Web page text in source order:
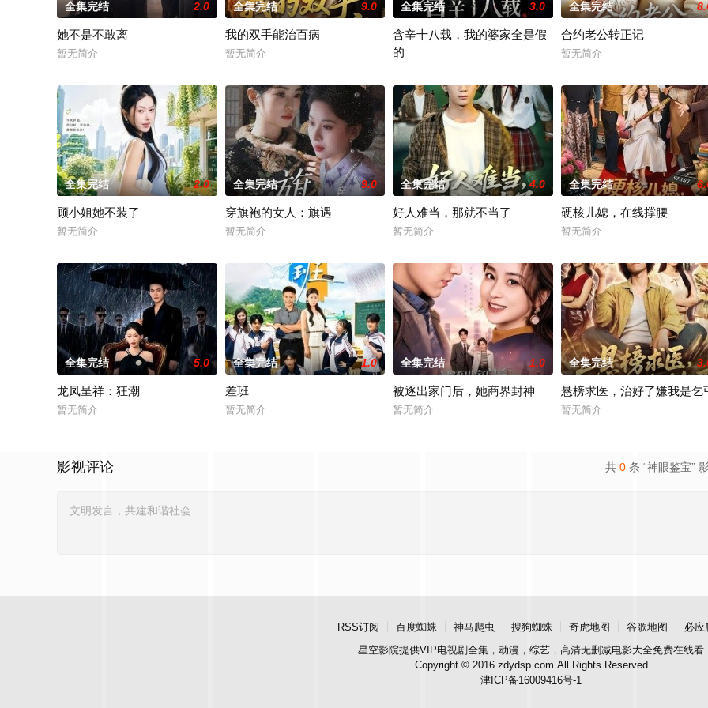
全集完结 2.0
她不是不敢离
暂无简介
全集完结 9.0
我的双手能治百病
暂无简介
全集完结 3.0
含辛十八载，我的婆家全是假
的
全集完结
合约老公转正记
暂无简介
全集完结 2.0
顾小姐她不装了
暂无简介
全集完结 9.0
穿旗袍的女人：旗遇
暂无简介
全集完结 4.0
好人难当，那就不当了
暂无简介
全集完结
硬核儿媳，在线撑腰
暂无简介
全集完结 5.0
龙凤呈祥：狂潮
暂无简介
全集完结 1.0
差班
暂无简介
全集完结 1.0
被逐出家门后，她商界封神
暂无简介
全集完结
悬榜求医，治好了嫌我是乞
暂无简介
共 0 条 “神眼鉴宝”
影视评论
RSS订阅 百度蜘蛛 神马爬虫 搜狗蜘蛛 奇虎地图 谷歌地图
必应
星空影院提供VIP电视剧全集，动漫，综艺，高清无删减电影大全免费在线看
Copyright © 2016 zdydsp.com All Rights Reserved
津ICP备16009416号-1